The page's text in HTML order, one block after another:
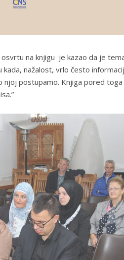
na knjigu je kazao da je
nažalost, vrlo često
postupamo. Knjiga pored